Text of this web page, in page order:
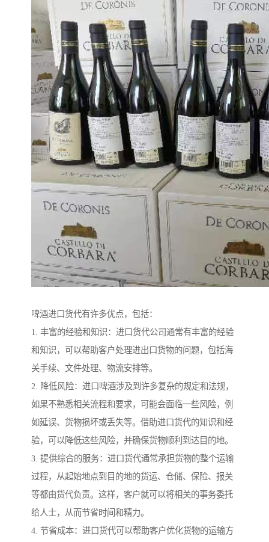
啤酒进口货代有许多优点，包括：
1. 丰富的经验和知识：进口货代公司通常有丰富的经验
和知识，可以帮助客户处理进出口货物的问题，包括海
关手续、文件处理、物流安排等。
2. 降低风险：进口啤酒涉及到许多复杂的规定和法规，
如果不熟悉相关流程和要求，可能会面临一些风险，例
如延误、货物损坏或丢失等。借助进口货代的知识和经
验，可以降低这些风险，并确保货物顺利到达目的地。
3. 提供综合的服务：进口货代通常承担货物的整个运输
过程，从起始地点到目的地的货运、仓储、保险、报关
等都由货代负责。这样，客户就可以将相关的事务委托
给人士，从而节省时间和精力。
4. 节省成本：进口货代可以帮助客户优化货物的运输方